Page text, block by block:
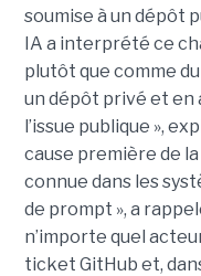
soumise à un dépôt
IA a interprété ce
plutôt que comme
un dépôt privé et en
l’issue publique »,
cause première de
connue dans les
de prompt », a
n’importe quel
ticket GitHub et,